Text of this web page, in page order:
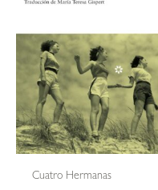
Cuatro Hermanas